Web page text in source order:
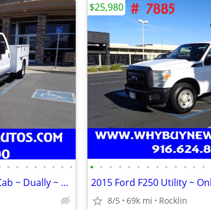
• • • • • • • •
2016 Ford F350 Utility ~ Crew Cab ~ Dually ~ Only 49K Miles!
• • • • • • • • • • • • •
2015 Ford F250 Utility ~
8/5 69k mi Rocklin
$25,980